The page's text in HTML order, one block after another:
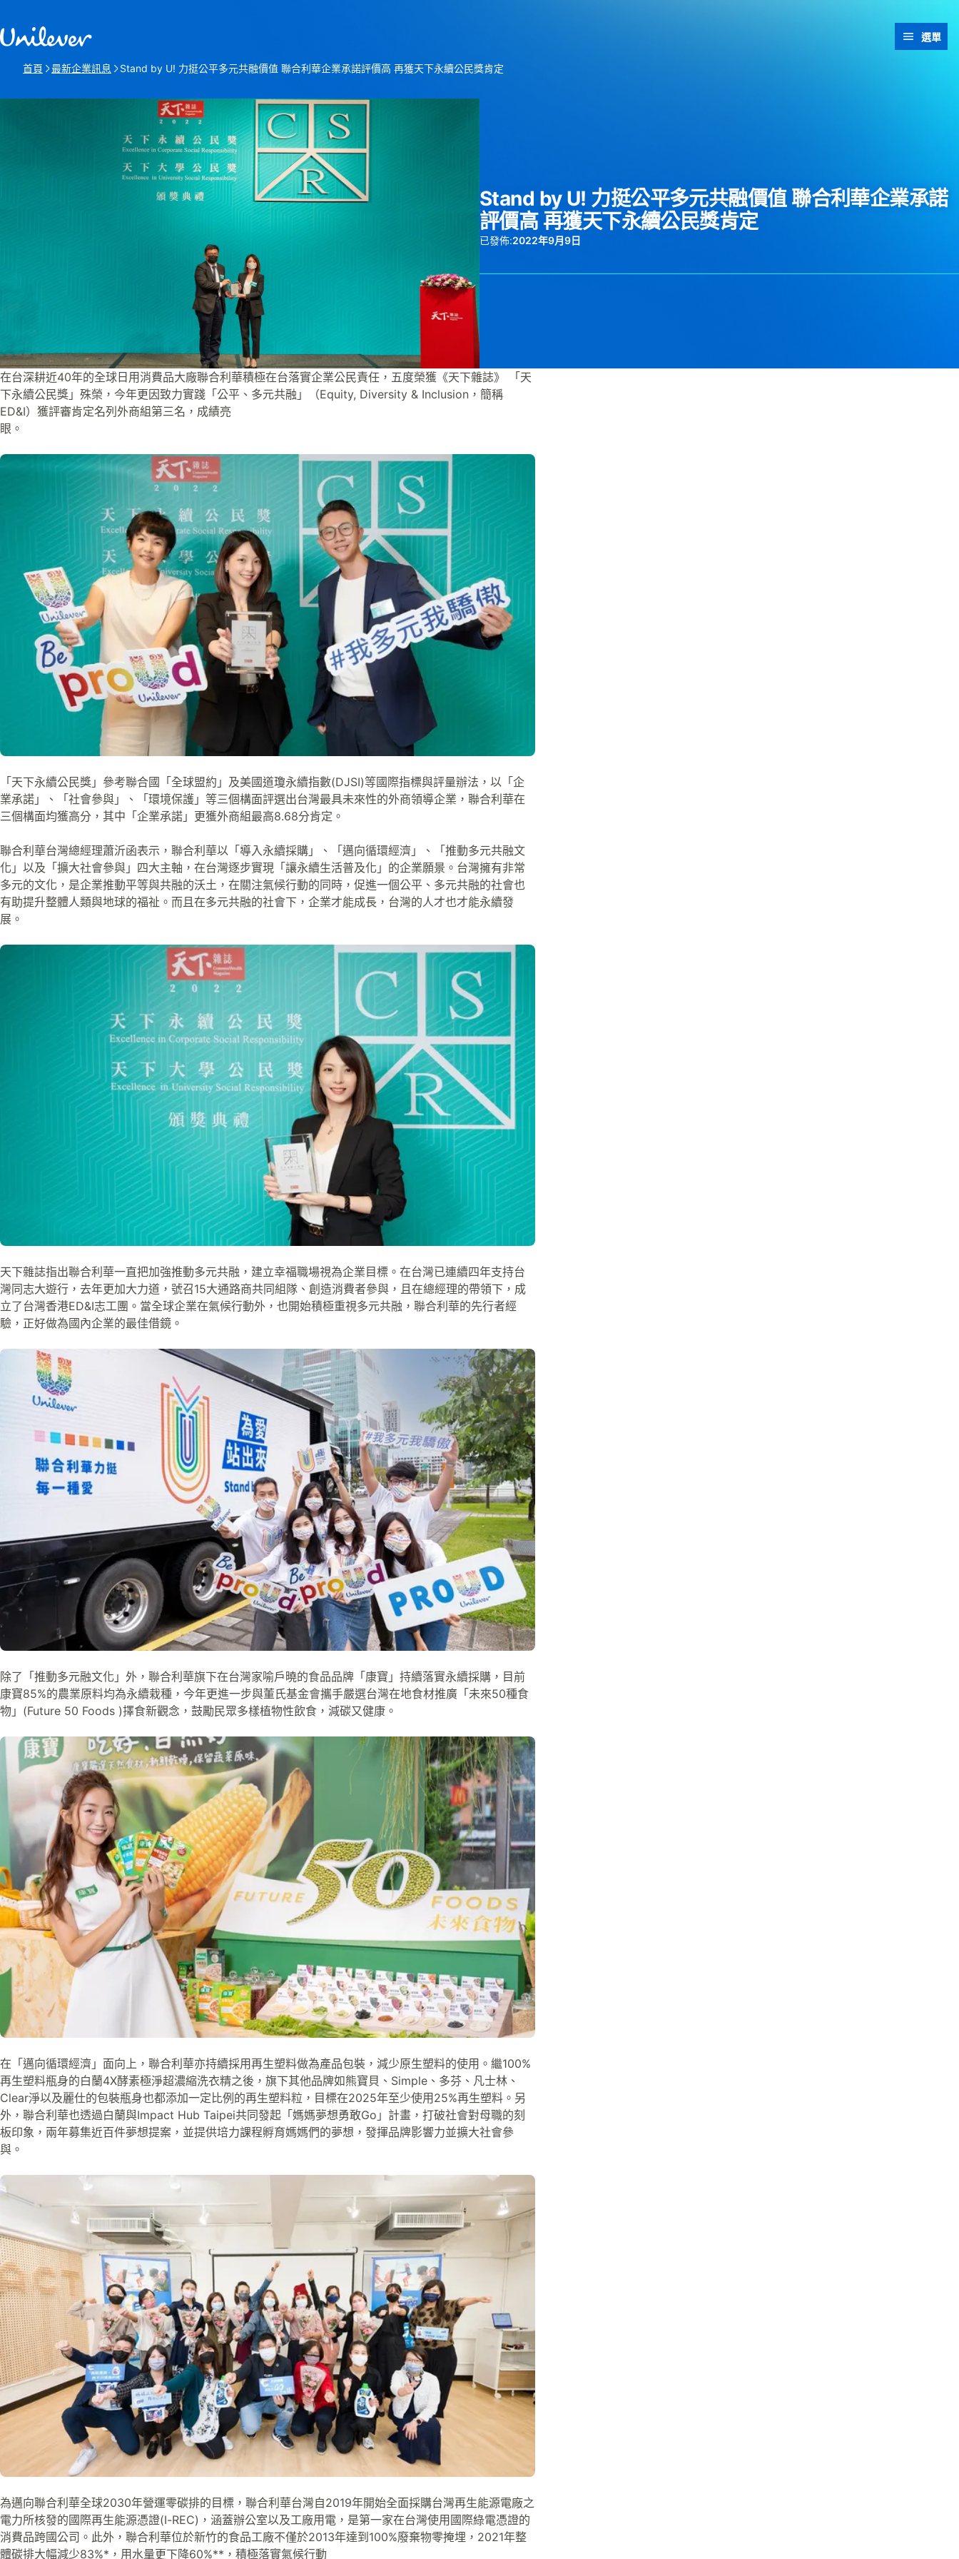
選單
首頁 最新企業訊息本頁:Stand by U! 力挺公平多元共融價值 聯合利華企業承諾評價高 再獲天下永續公民獎肯定
Stand by U! 力挺公平多元共融價值 聯合利華企業承諾
評價高 再獲天下永續公民獎肯定
已發佈:2022年9月9日
在台深耕近40年的全球日用消費品大廠聯合利華積極在台落實企業公民責任，五度榮獲《天下雜誌》 「天
下永續公民獎」殊榮，今年更因致力實踐「公平、多元共融」（Equity, Diversity & Inclusion，簡稱
ED&I）獲評審肯定名列外商組第三名，成績亮
眼。
「天下永續公民獎」參考聯合國「全球盟約」及美國道瓊永續指數(DJSI)等國際指標與評量辦法，以「企
業承諾」、「社會參與」、「環境保護」等三個構面評選出台灣最具未來性的外商領導企業，聯合利華在
三個構面均獲高分，其中「企業承諾」更獲外商組最高8.68分肯定。
聯合利華台灣總經理蕭沂函表示，聯合利華以「導入永續採購」、「邁向循環經濟」、「推動多元共融文
化」以及「擴大社會參與」四大主軸，在台灣逐步實現「讓永續生活普及化」的企業願景。台灣擁有非常
多元的文化，是企業推動平等與共融的沃土，在關注氣候行動的同時，促進一個公平、多元共融的社會也
有助提升整體人類與地球的福祉。而且在多元共融的社會下，企業才能成長，台灣的人才也才能永續發
展。
天下雜誌指出聯合利華一直把加強推動多元共融，建立幸福職場視為企業目標。在台灣已連續四年支持台
灣同志大遊行，去年更加大力道，號召15大通路商共同組隊、創造消費者參與，且在總經理的帶領下，成
立了台灣香港ED&I志工團。當全球企業在氣候行動外，也開始積極重視多元共融，聯合利華的先行者經
驗，正好做為國內企業的最佳借鏡。
除了「推動多元融文化」外，聯合利華旗下在台灣家喻戶曉的食品品牌「康寶」持續落實永續採購，目前
康寶85%的農業原料均為永續栽種，今年更進一步與董氏基金會攜手嚴選台灣在地食材推廣「未來50種食
物」(Future 50 Foods )擇食新觀念，鼓勵民眾多樣植物性飲食，減碳又健康。
在「邁向循環經濟」面向上，聯合利華亦持續採用再生塑料做為產品包裝，減少原生塑料的使用。繼100%
再生塑料瓶身的白蘭4X酵素極淨超濃縮洗衣精之後，旗下其他品牌如熊寶貝、Simple、多芬、凡士林、
Clear淨以及麗仕的包裝瓶身也都添加一定比例的再生塑料粒，目標在2025年至少使用25%再生塑料。另
外，聯合利華也透過白蘭與Impact Hub Taipei共同發起「媽媽夢想勇敢Go」計畫，打破社會對母職的刻
板印象，兩年募集近百件夢想提案，並提供培力課程孵育媽媽們的夢想，發揮品牌影響力並擴大社會參
與。
為邁向聯合利華全球2030年營運零碳排的目標，聯合利華台灣自2019年開始全面採購台灣再生能源電廠之
電力所核發的國際再生能源憑證(I-REC)，涵蓋辦公室以及工廠用電，是第一家在台灣使用國際綠電憑證的
消費品跨國公司。此外，聯合利華位於新竹的食品工廠不僅於2013年達到100%廢棄物零掩埋，2021年整
體碳排大幅減少83%*，用水量更下降60%**，積極落實氣候行動